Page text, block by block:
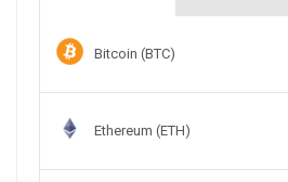
Bitcoin (BTC)
Ethereum (ETH)